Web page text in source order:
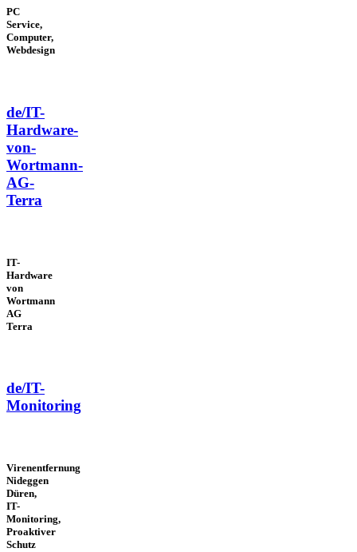
PC
Service,
Computer,
Webdesign
de/IT-
Hardware-
von-
Wortmann-
AG-
Terra
IT-
Hardware
von
Wortmann
AG
Terra
de/IT-
Monitoring
Virenentfernung
Nideggen
Düren,
IT-
Monitoring,
Proaktiver
Schutz